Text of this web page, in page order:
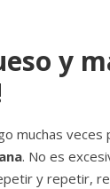
y
muchas
. No es
y repetir,